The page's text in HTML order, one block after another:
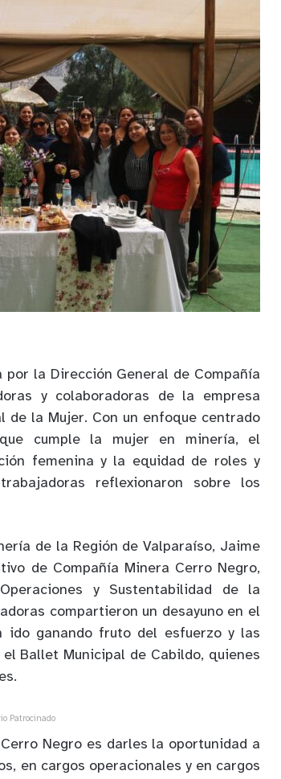
por la Dirección General de Compañía
y colaboradoras de la empresa
de la Mujer. Con un enfoque centrado
cumple la mujer en minería, el
femenina y la equidad de roles y
reflexionaron sobre los
de la Región de Valparaíso, Jaime
de Compañía Minera Cerro Negro,
y Sustentabilidad de la
compartieron un desayuno en el
ido ganando fruto del esfuerzo y las
Ballet Municipal de Cabildo, quienes
Patrocinado
Negro es darles la oportunidad a
en cargos operacionales y en cargos